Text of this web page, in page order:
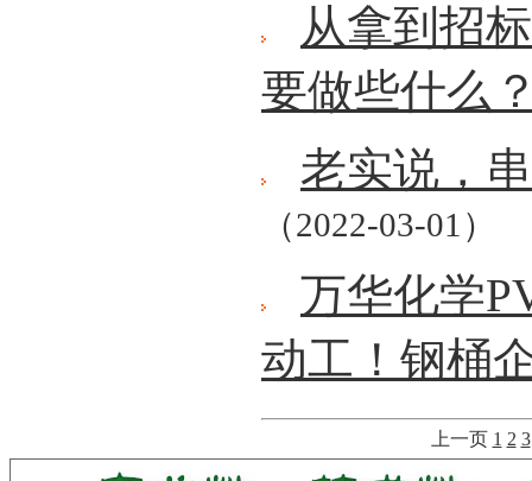
从拿到招
要做些什么
老实说，
（2022-03-01）
万华化学
动工！钢桶
上一页 1 2 3